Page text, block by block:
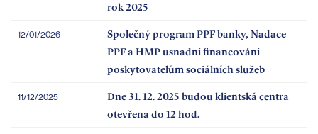
rok 2025
12/01/2026
Společný program PPF banky, Nadace
PPF a HMP usnadní financování
poskytovatelům sociálních služeb
11/12/2025
Dne 31. 12. 2025 budou klientská centra
otevřena do 12 hod.